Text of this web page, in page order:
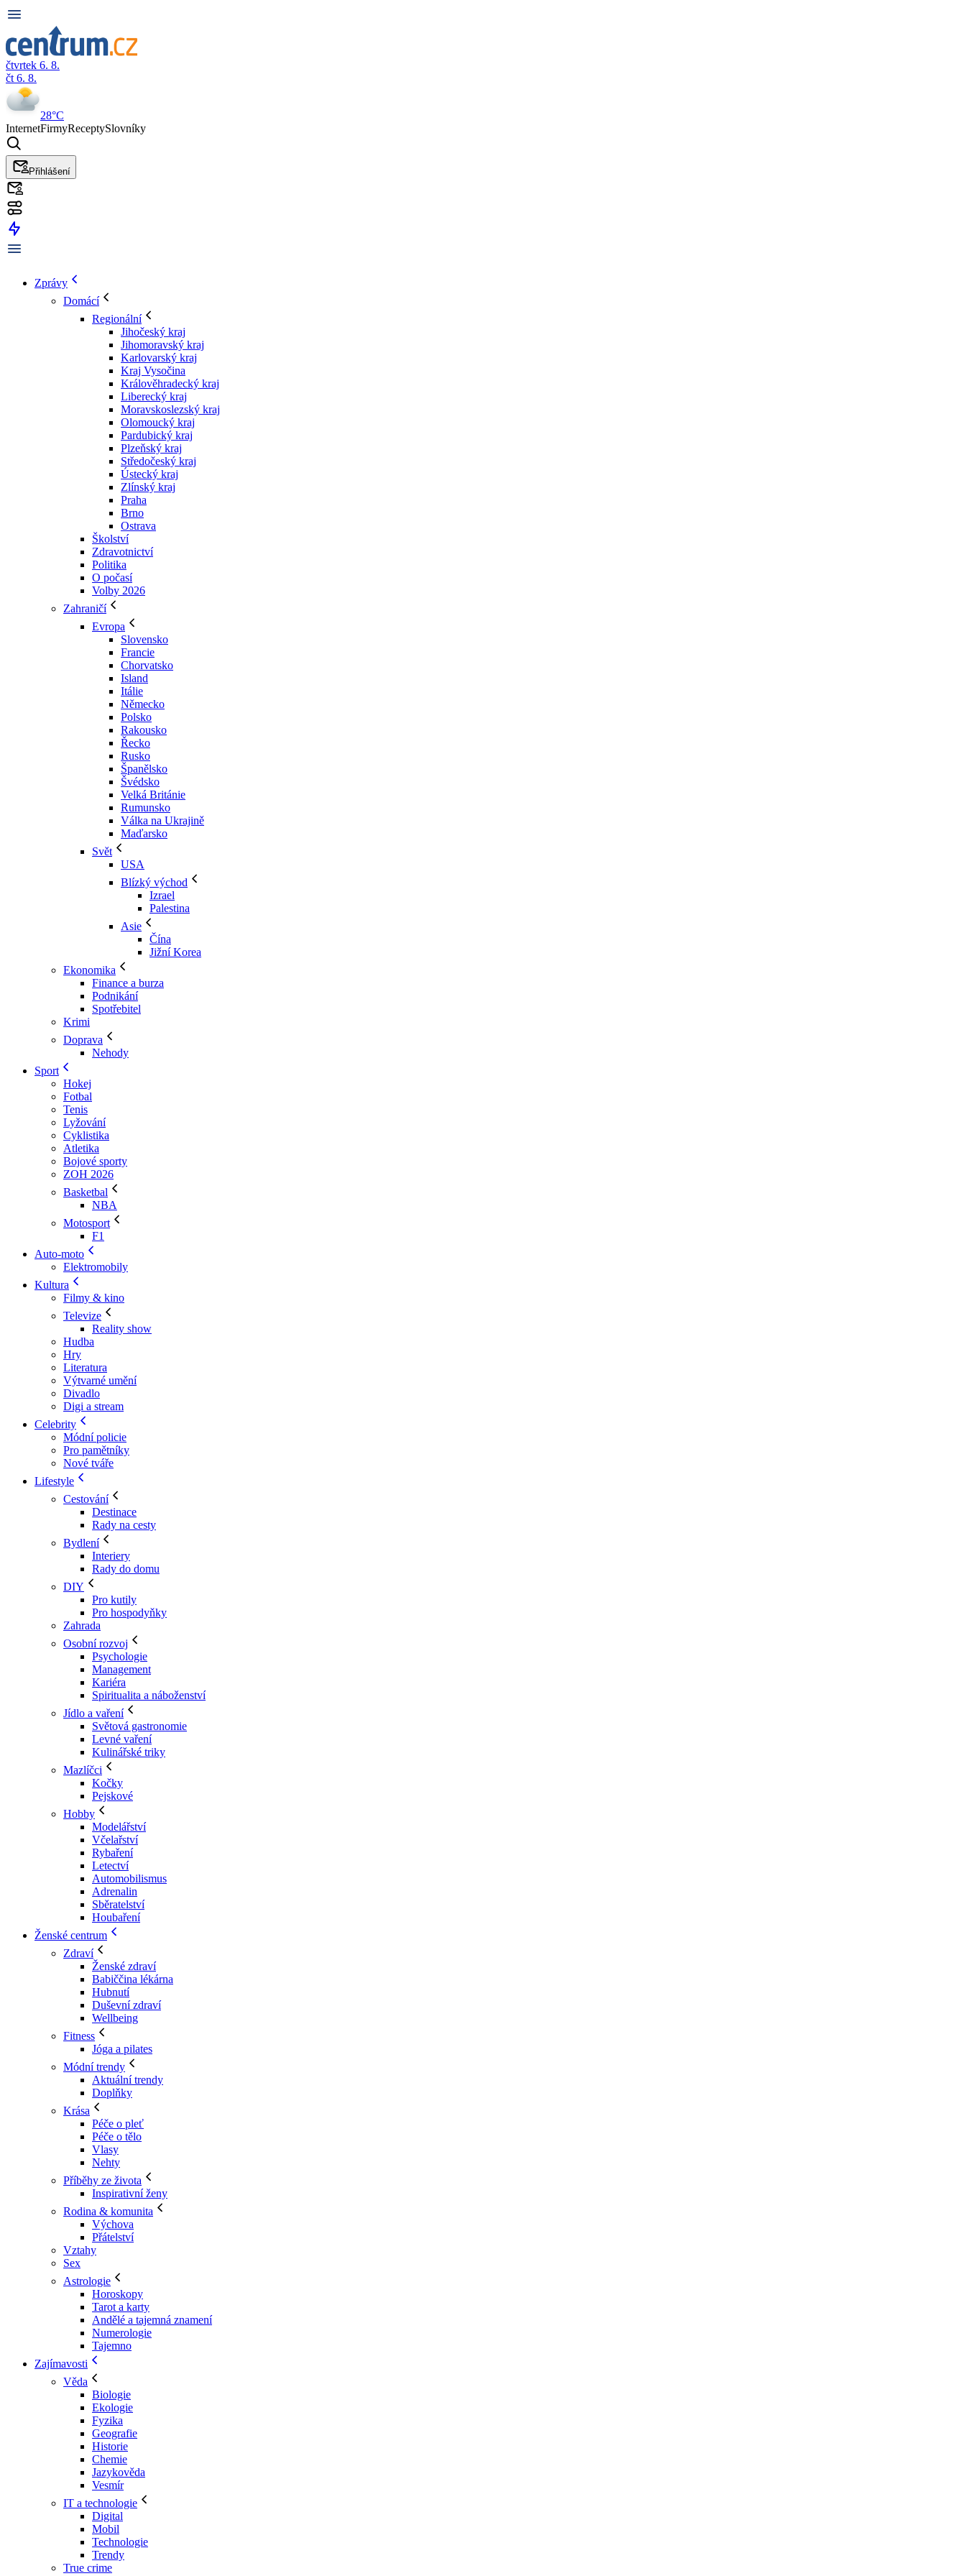
čtvrtek 6. 8.
čt 6. 8.
28°C
InternetFirmyReceptySlovníky
Přihlášení
Zprávy
Domácí
Regionální
Jihočeský kraj
Jihomoravský kraj
Karlovarský kraj
Kraj Vysočina
Králověhradecký kraj
Liberecký kraj
Moravskoslezský kraj
Olomoucký kraj
Pardubický kraj
Plzeňský kraj
Středočeský kraj
Ústecký kraj
Zlínský kraj
Praha
Brno
Ostrava
Školství
Zdravotnictví
Politika
O počasí
Volby 2026
Zahraničí
Evropa
Slovensko
Francie
Chorvatsko
Island
Itálie
Německo
Polsko
Rakousko
Řecko
Rusko
Španělsko
Švédsko
Velká Británie
Rumunsko
Válka na Ukrajině
Maďarsko
Svět
USA
Blízký východ
Izrael
Palestina
Asie
Čína
Jižní Korea
Ekonomika
Finance a burza
Podnikání
Spotřebitel
Krimi
Doprava
Nehody
Sport
Hokej
Fotbal
Tenis
Lyžování
Cyklistika
Atletika
Bojové sporty
ZOH 2026
Basketbal
NBA
Motosport
F1
Auto-moto
Elektromobily
Kultura
Filmy & kino
Televize
Reality show
Hudba
Hry
Literatura
Výtvarné umění
Divadlo
Digi a stream
Celebrity
Módní policie
Pro pamětníky
Nové tváře
Lifestyle
Cestování
Destinace
Rady na cesty
Bydlení
Interiery
Rady do domu
DIY
Pro kutily
Pro hospodyňky
Zahrada
Osobní rozvoj
Psychologie
Management
Kariéra
Spiritualita a náboženství
Jídlo a vaření
Světová gastronomie
Levné vaření
Kulinářské triky
Mazlíčci
Kočky
Pejskové
Hobby
Modelářství
Včelařství
Rybaření
Letectví
Automobilismus
Adrenalin
Sběratelství
Houbaření
Ženské centrum
Zdraví
Ženské zdraví
Babiččina lékárna
Hubnutí
Duševní zdraví
Wellbeing
Fitness
Jóga a pilates
Módní trendy
Aktuální trendy
Doplňky
Krása
Péče o pleť
Péče o tělo
Vlasy
Nehty
Příběhy ze života
Inspirativní ženy
Rodina & komunita
Výchova
Přátelství
Vztahy
Sex
Astrologie
Horoskopy
Tarot a karty
Andělé a tajemná znamení
Numerologie
Tajemno
Zajímavosti
Věda
Biologie
Ekologie
Fyzika
Geografie
Historie
Chemie
Jazykověda
Vesmír
IT a technologie
Digital
Mobil
Technologie
Trendy
True crime